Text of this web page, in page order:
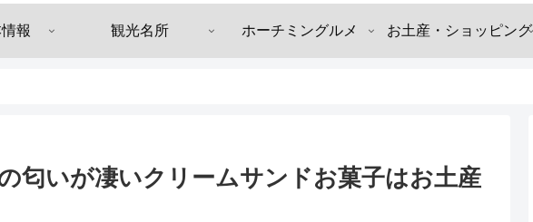
報 観光名所 ホーチミングルメ お土産・ショッピング
匂いが凄いクリームサンドお菓子はお土産